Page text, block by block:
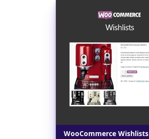
Dettagli
WooCommerce Wishlists